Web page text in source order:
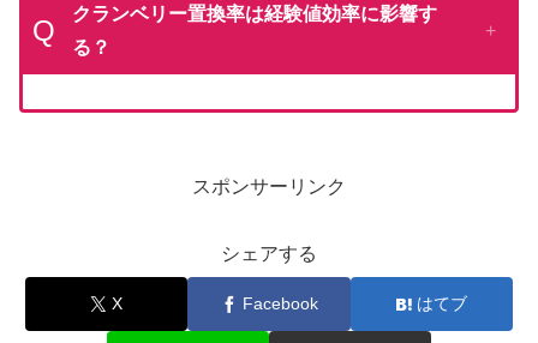
Q
クランベリー置換率は経験値効率に影響す
る？
スポンサーリンク
シェアする
X Facebook はてブ